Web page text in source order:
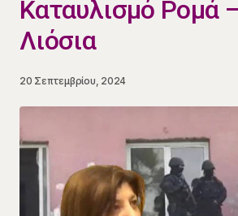
Καταυλισμό Ρομά
Λιόσια
20 Σεπτεμβρίου, 2024